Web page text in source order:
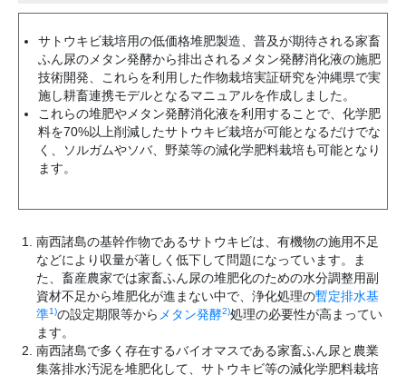
サトウキビ栽培用の低価格堆肥製造、普及が期待される家畜
ふん尿のメタン発酵から排出されるメタン発酵消化液の施肥
技術開発、これらを利用した作物栽培実証研究を沖縄県で実
施し耕畜連携モデルとなるマニュアルを作成しました。
これらの堆肥やメタン発酵消化液を利用することで、化学肥
料を70%以上削減したサトウキビ栽培が可能となるだけでな
く、ソルガムやソバ、野菜等の減化学肥料栽培も可能となり
ます。
南西諸島の基幹作物であるサトウキビは、有機物の施用不足
などにより収量が著しく低下して問題になっています。ま
た、畜産農家では家畜ふん尿の堆肥化のための水分調整用副
資材不足から堆肥化が進まない中で、浄化処理の暫定排水基
準1)の設定期限等から メタン発酵2)処理の必要性が高まってい
ます。
南西諸島で多く存在するバイオマスである家畜ふん尿と農業
集落排水汚泥を堆肥化して、サトウキビ等の減化学肥料栽培